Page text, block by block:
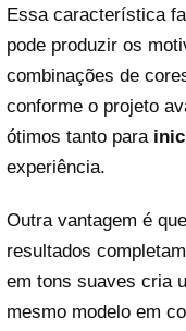
Essa característica
pode produzir os
combinações de
conforme o projeto
ótimos tanto para
experiência.
Outra vantagem é
resultados
em tons suaves cria
mesmo modelo em